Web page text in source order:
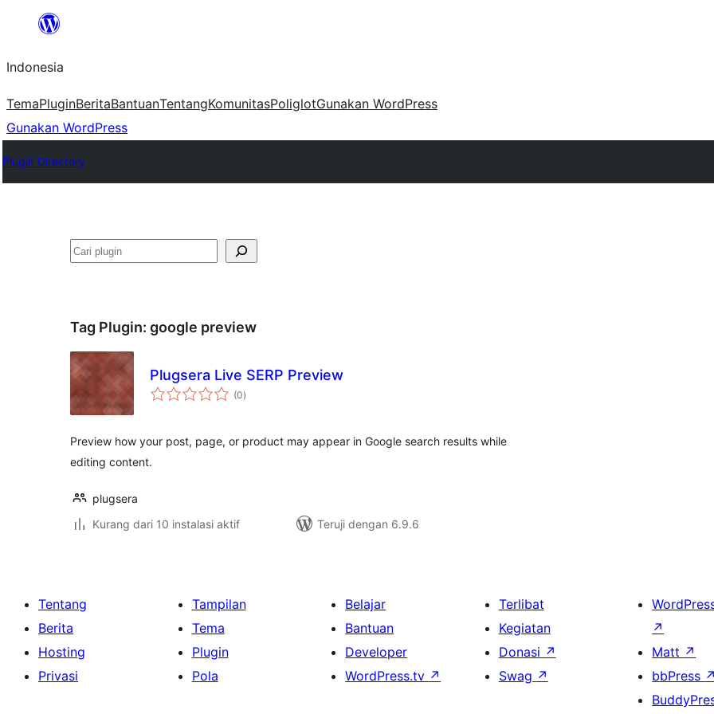
Lewati
konten
Indonesia
TemaPluginBeritaBantuanTentangKomunitasPoliglotGunakan WordPress
Gunakan WordPress
Plugin Directory
Cari
Tag Plugin: google preview
Plugsera Live SERP Preview
(0total
rating
)
Preview how your post, page, or product may appear in Google search results while
editing content.
plugsera
Kurang dari 10 instalasi aktif
Teruji dengan 6.9.6
Tentang
Berita
Hosting
Privasi
Tampilan
Tema
Plugin
Pola
Belajar
Bantuan
Developer
WordPress.tv ↗
Terlibat
Kegiatan
Donasi ↗
Swag ↗
↗
Matt ↗
bbPress ↗